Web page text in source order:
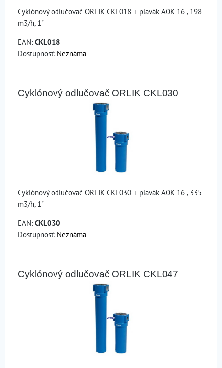
Cyklónový odlučovač ORLIK CKL018 + plavák AOK 16 , 198
m3/h, 1"
EAN: CKL018
Dostupnosť: Neznáma
Cyklónový odlučovač ORLIK CKL030
Cyklónový odlučovač ORLIK CKL030 + plavák AOK 16 , 335
m3/h, 1"
EAN: CKL030
Dostupnosť: Neznáma
Cyklónový odlučovač ORLIK CKL047